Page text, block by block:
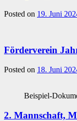
Posted on 19. Juni
Förderverein
Posted on 18. Juni
Beispiel-
2. Mannschaft,